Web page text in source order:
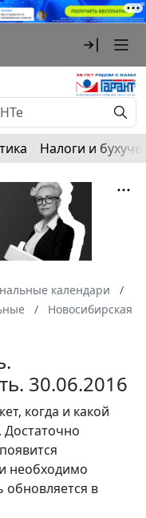
Налоги и
календари
Новосибирская
30.06.2016
когда и какой
необходимо
обновляется в